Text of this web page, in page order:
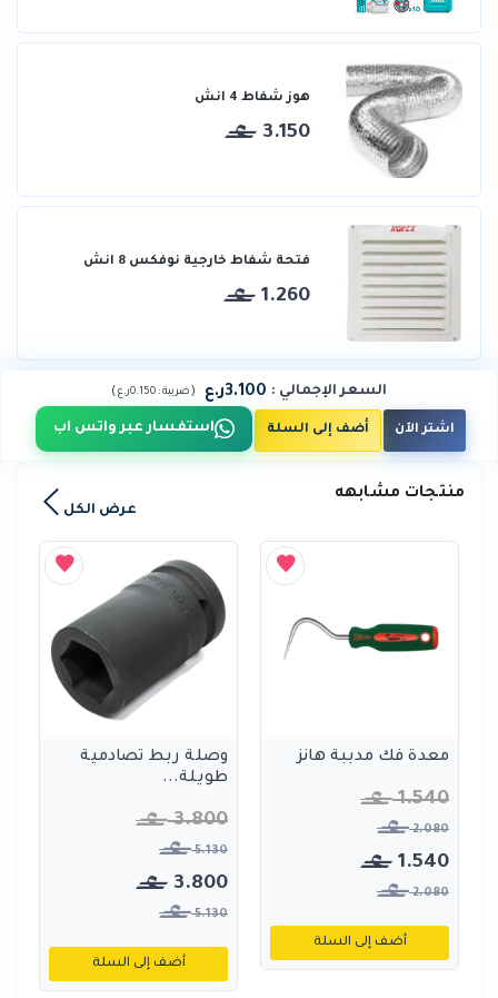
هوز شفاط 4 انش
3.150
فتحة شفاط خارجية نوفكس 8 انش
1.260
السعر الإجمالي : 3.100ر.ع (ضريبة : 0.150ر.ع )
اشتر الآن أضف إلى السلة استفسار عبر واتس اب
منتجات مشابهه
عرض الكل
معدة فك مدببة هانز
1.540
2.080
1.540
2.080
أضف إلى السلة
وصلة ربط تصادمية
طويلة...
3.800
5.130
3.800
5.130
أضف إلى السلة